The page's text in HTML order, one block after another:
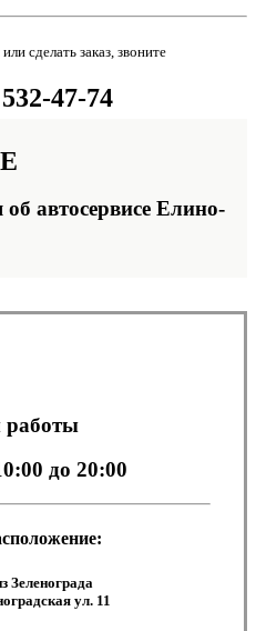
сделать заказ, звоните
47-74
автосервисе Елино-
до 20:00
Зеленограда
ул. 11